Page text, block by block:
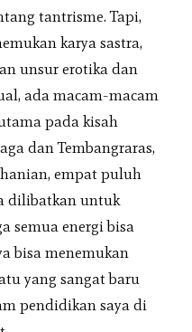
tantrisme. Tapi,
karya sastra,
unsur erotika dan
ada macam-macam
pada kisah
dan Tembangraras,
empat puluh
dilibatkan untuk
semua energi bisa
bisa menemukan
yang sangat baru
pendidikan saya di